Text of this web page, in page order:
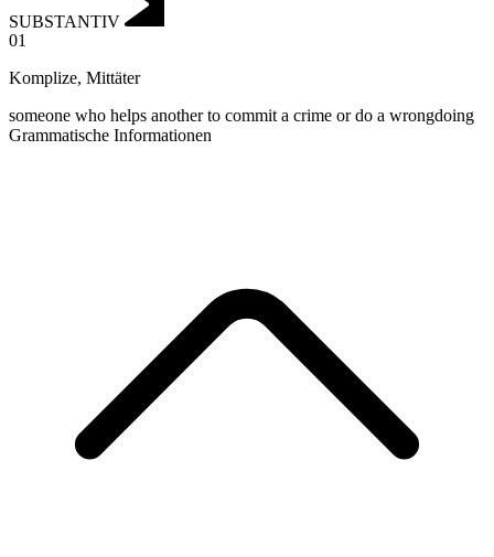
SUBSTANTIV
01
Komplize, Mittäter
someone who helps another to commit a crime or do a wrongdoing
Grammatische Informationen